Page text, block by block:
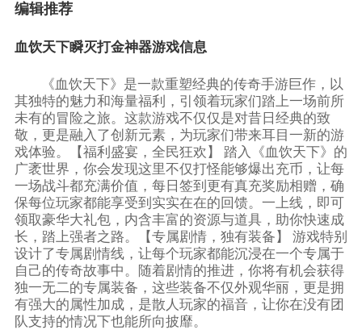
编辑推荐
血饮天下瞬灭打金神器游戏信息
《血饮天下》是一款重塑经典的传奇手游巨作，以
其独特的魅力和海量福利，引领着玩家们踏上一场前所
未有的冒险之旅。这款游戏不仅仅是对昔日经典的致
敬，更是融入了创新元素，为玩家们带来耳目一新的游
戏体验。【福利盛宴，全民狂欢】 踏入《血饮天下》的
广袤世界，你会发现这里不仅打怪能够爆出充币，让每
一场战斗都充满价值，每日签到更有真充奖励相赠，确
保每位玩家都能享受到实实在在的回馈。一上线，即可
领取豪华大礼包，内含丰富的资源与道具，助你快速成
长，踏上强者之路。【专属剧情，独有装备】 游戏特别
设计了专属剧情线，让每个玩家都能沉浸在一个专属于
自己的传奇故事中。随着剧情的推进，你将有机会获得
独一无二的专属装备，这些装备不仅外观华丽，更是拥
有强大的属性加成，是散人玩家的福音，让你在没有团
队支持的情况下也能所向披靡。